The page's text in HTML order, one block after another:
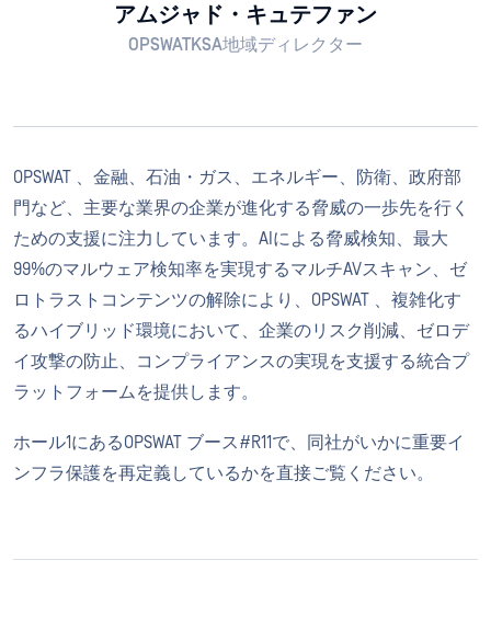
アムジャド・キュテファン
OPSWATKSA地域ディレクター
OPSWAT 、金融、石油・ガス、エネルギー、防衛、政府部
門など、主要な業界の企業が進化する脅威の一歩先を行く
ための支援に注力しています。AIによる脅威検知、最大
99%のマルウェア検知率を実現するマルチAVスキャン、ゼ
ロトラストコンテンツの解除により、OPSWAT 、複雑化す
るハイブリッド環境において、企業のリスク削減、ゼロデ
イ攻撃の防止、コンプライアンスの実現を支援する統合プ
ラットフォームを提供します。
ホール1にあるOPSWAT ブース#R11で、同社がいかに重要イ
ンフラ保護を再定義しているかを直接ご覧ください。